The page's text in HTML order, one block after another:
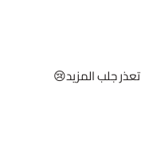
تعذر جلب المزيد😢